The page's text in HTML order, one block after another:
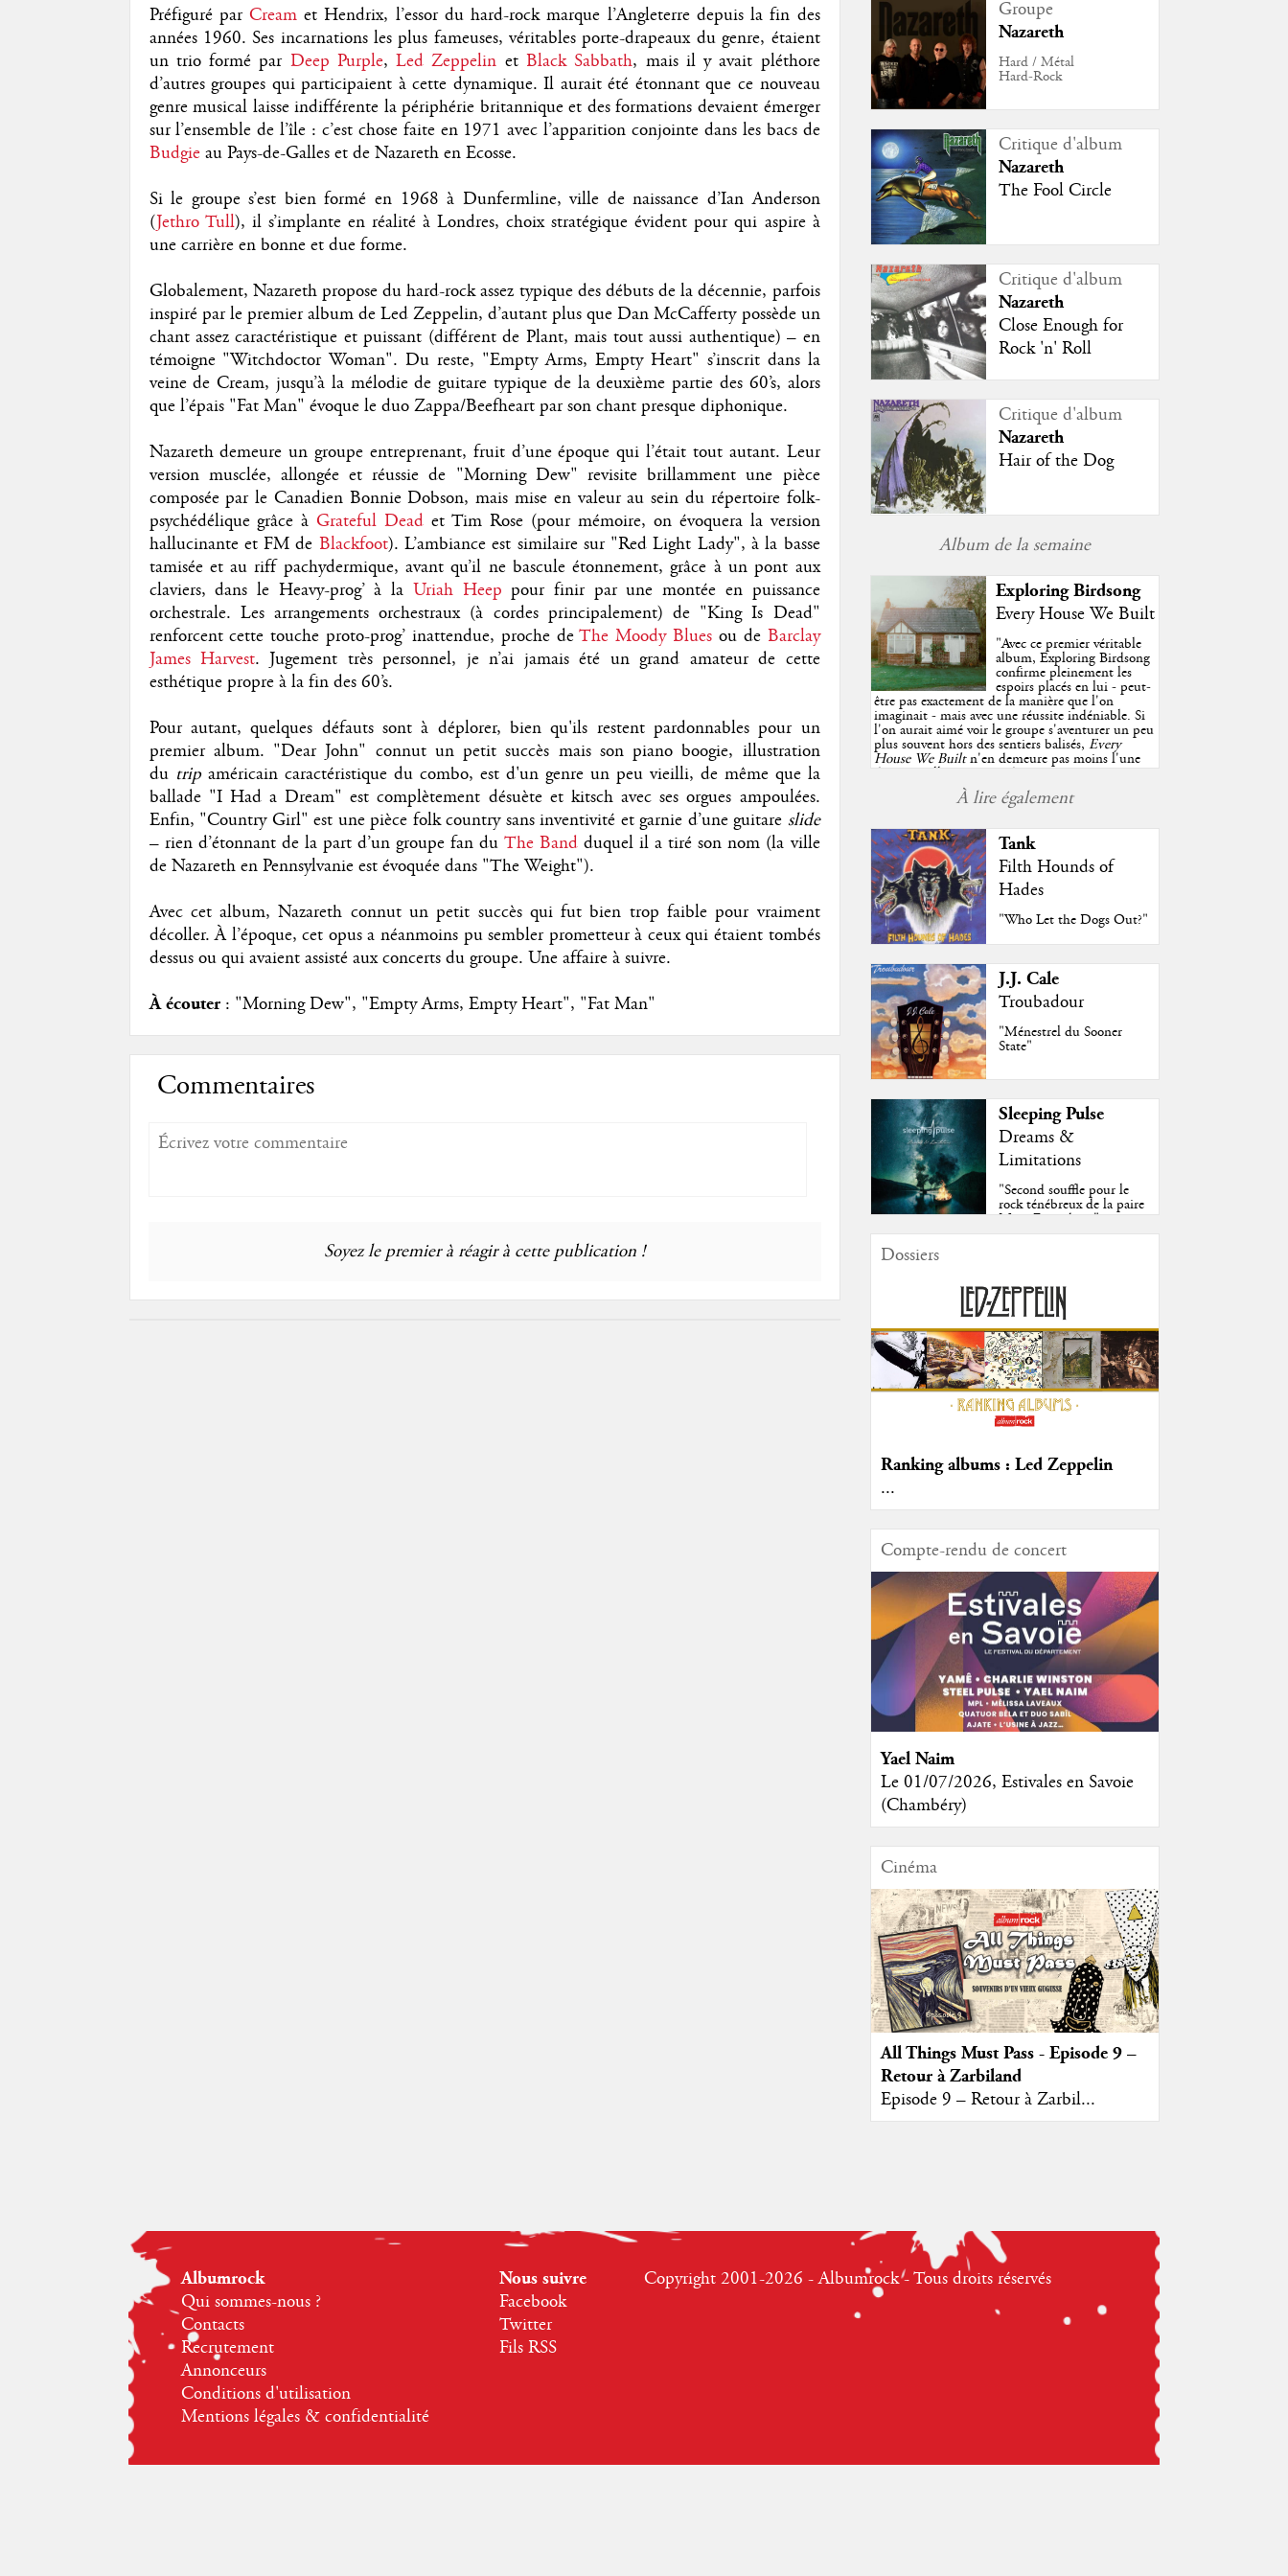
Préfiguré par Creamet Hendrix, l’essor du hard-rock marque l’Angleterre depuis la fin des
années 1960. Ses incarnations les plus fameuses, véritables porte-drapeaux du genre, étaient
un trio formé par Deep Purple,Led Zeppelin et Black Sabbath, mais il y avait pléthore
d’autres groupes qui participaient à cette dynamique. Il aurait été étonnant que ce nouveau
genre musical laisse indifférente la périphérie britannique et des formations devaient émerger
sur l’ensemble de l’île : c’est chose faite en 1971 avec l’apparition conjointe dans les bacs de
Budgieau Pays-de-Galles et de Nazareth en Ecosse.
Si le groupe s’est bien formé en 1968 à Dunfermline, ville de naissance d’Ian Anderson
(Jethro Tull), il s’implante en réalité à Londres, choix stratégique évident pour qui aspire à
une carrière en bonne et due forme.
Globalement, Nazareth propose du hard-rock assez typique des débuts de la décennie, parfois
inspiré par le premier album de Led Zeppelin, d’autant plus que Dan McCafferty possède un
chant assez caractéristique et puissant (différent de Plant, mais tout aussi authentique) – en
témoigne "Witchdoctor Woman". Du reste, "Empty Arms, Empty Heart" s’inscrit dans la
veine de Cream, jusqu’à la mélodie de guitare typique de la deuxième partie des 60’s, alors
que l’épais "Fat Man" évoque le duo Zappa/Beefheart par son chant presque diphonique.
Nazareth demeure un groupe entreprenant, fruit d’une époque qui l’était tout autant. Leur
version musclée, allongée et réussie de "Morning Dew" revisite brillamment une pièce
composée par le Canadien Bonnie Dobson, mais mise en valeur au sein du répertoire folk-
psychédélique grâce à Grateful Dead et Tim Rose (pour mémoire, on évoquera la version
hallucinante et FM de Blackfoot). L’ambiance est similaire sur "Red Light Lady", à la basse
tamisée et au riff pachydermique, avant qu’il ne bascule étonnement, grâce à un pont aux
claviers, dans le Heavy-prog’ à la Uriah Heep pour finir par une montée en puissance
orchestrale. Les arrangements orchestraux (à cordes principalement) de "King Is Dead"
renforcent cette touche proto-prog’ inattendue, proche deThe Moody Blues ou de Barclay
James Harvest. Jugement très personnel, je n’ai jamais été un grand amateur de cette
esthétique propre à la fin des 60’s.
Pour autant, quelques défauts sont à déplorer, bien qu'ils restent pardonnables pour un
premier album. "Dear John" connut un petit succès mais son piano boogie, illustration
du tripaméricain caractéristique du combo, est d'un genre un peu vieilli, de même que la
ballade "I Had a Dream" est complètement désuète et kitsch avec ses orgues ampoulées.
Enfin, "Country Girl" est une pièce folk country sans inventivité et garnie d’une guitare slide
– rien d’étonnant de la part d’un groupe fan du The Bandduquel il a tiré son nom (la ville
de Nazareth en Pennsylvanie est évoquée dans "The Weight").
Avec cet album, Nazareth connut un petit succès qui fut bien trop faible pour vraiment
décoller. À l’époque, cet opus a néanmoins pu sembler prometteur à ceux qui étaient tombés
dessus ou qui avaient assisté aux concerts du groupe. Une affaire à suivre.
À écouter: "Morning Dew", "Empty Arms, Empty Heart", "Fat Man"
Commentaires
Soyez le premier à réagir à cette publication !
Groupe
Nazareth
Hard / Métal
Hard-Rock
Critique d'album
Nazareth
The Fool Circle
Critique d'album
Nazareth
Close Enough for
Rock 'n' Roll
Critique d'album
Nazareth
Hair of the Dog
Album de la semaine
Exploring Birdsong
Every House We Built
"Avec ce premier véritable
album, Exploring Birdsong
confirme pleinement les
espoirs placés en lui - peut-
être pas exactement de la manière que l'on
imaginait - mais avec une réussite indéniable. Si
l'on aurait aimé voir le groupe s'aventurer un peu
plus souvent hors des sentiers balisés,Every
House We Builtn'en demeure pas moins l'une
des très belles surprises de cette année, porté par
plusieurs morceaux qui trouveront sans difficulté
une place de choix dans vos playlists estivales.
À lire également
Tank
Filth Hounds of
Hades
"Who Let the Dogs Out?"
J.J. Cale
Troubadour
"Ménestrel du Sooner
State"
Sleeping Pulse
Dreams &
Limitations
"Second souffle pour le
rock ténébreux de la paire
Moss-Fazendeiro"
Dossiers
Ranking albums : Led Zeppelin
...
Compte-rendu de concert
Yael Naim
Le 01/07/2026, Estivales en Savoie
(Chambéry)
Cinéma
All Things Must Pass - Episode 9 –
Retour à Zarbiland
Episode 9 – Retour à Zarbil...
Albumrock
Qui sommes-nous ?
Contacts
Recrutement
Annonceurs
Conditions d'utilisation
Mentions légales & confidentialité
Nous suivre
Facebook
Twitter
Fils RSS
Copyright 2001-2026 - Albumrock - Tous droits réservés